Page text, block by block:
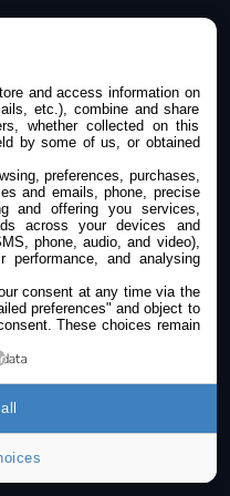
5 Haut-Parleur
Nano SIM 128 Go
Tiers)
à télécharger)
(Vendeur Tiers)
and access information on
etc.), combine and share
whether collected on this
by some of us, or obtained
preferences, purchases,
and emails, phone, precise
and offering you services,
across your devices and
phone, audio, and video),
performance, and analysing
consent at any time via the
preferences" and object to
These choices remain